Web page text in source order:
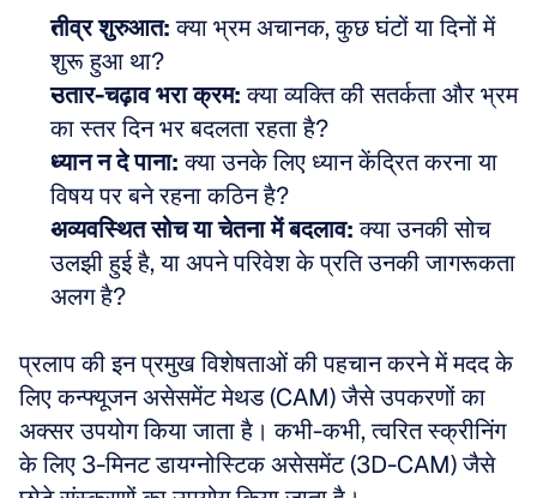
तीव्र शुरुआत: क्या भ्रम अचानक, कुछ घंटों या दिनों में
शुरू हुआ था?
उतार-चढ़ाव भरा क्रम: क्या व्यक्ति की सतर्कता और भ्रम
का स्तर दिन भर बदलता रहता है?
ध्यान न दे पाना: क्या उनके लिए ध्यान केंद्रित करना या
विषय पर बने रहना कठिन है?
अव्यवस्थित सोच या चेतना में बदलाव: क्या उनकी सोच
उलझी हुई है, या अपने परिवेश के प्रति उनकी जागरूकता
अलग है?
प्रलाप की इन प्रमुख विशेषताओं की पहचान करने में मदद के
लिए कन्फ्यूजन असेसमेंट मेथड (CAM) जैसे उपकरणों का
अक्सर उपयोग किया जाता है। कभी-कभी, त्वरित स्क्रीनिंग
के लिए 3-मिनट डायग्नोस्टिक असेसमेंट (3D-CAM) जैसे